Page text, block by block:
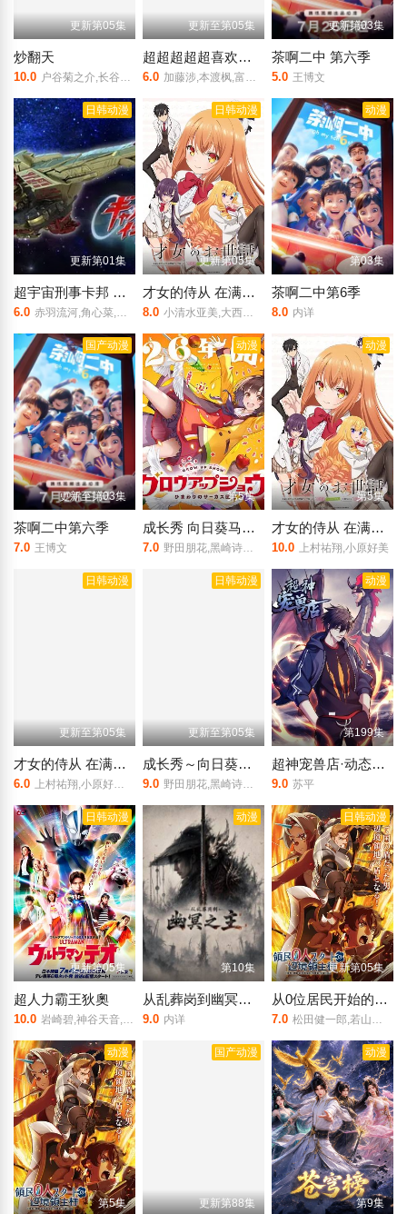
更新第05集
炒翻天
10.0 户谷菊之介,长谷川育美,天崎滉平,市道真央 Mao Ichimichi,樱井孝宏,村田太志,小林裕介,杉田智和 Tomokazu Sugita,天田益男,津田健次郎
更新至第05集
超超超超超喜欢你的100个女朋友第三季
6.0 加藤涉,本渡枫,富田美忧,长绳麻理亚,濑户麻沙美,朝井彩加,上坂堇,进藤天音,三森铃子,高桥李依,Lynn,高尾奏音,石原夏织,竹达彩奈,千叶繁,上田祐司
更新第03集
茶啊二中 第六季
5.0 王博文
日韩动漫
更新第01集
超宇宙刑事卡邦 无限 外传
6.0 赤羽流河,角心菜,安井谦太郎,松永有纮,有坂心花,安田启人,谷田拉娜,入山杏奈,子安武人
日韩动漫
更新第05集
才女的侍从 在满是高岭之花的贵族学校暗中照顾
8.0 小清水亚美,大西沙织,小原好美,上村祐翔,土屋李央
动漫
第03集
茶啊二中第6季
8.0 内详
国产动漫
更新至第03集
茶啊二中第六季
7.0 王博文
动漫
第5集
成长秀 向日葵马戏团
7.0 野田朋花,黑崎诗织,小山内怜央
动漫
第5集
才女的侍从 在满是高岭之花的贵族学校暗中照顾（毫无生活自理能力的）学院第一大小姐
10.0 上村祐翔,小原好美
日韩动漫
更新至第05集
才女的侍从 在满是高岭之花的贵族学校暗中照顾（毫无生活自理能力的）学院第一大小姐
6.0 上村祐翔,小原好美,大西沙织,土屋李央,小清水亚美
日韩动漫
更新至第05集
成长秀～向日葵马戏团～
9.0 野田朋花,黑崎诗织,小山内怜央,安堂奈奈子,楠木灯,夏吉优子,镰仓有那,岩桥由佳,茅野爱衣,钉宫理惠
动漫
第199集
超神宠兽店·动态漫画
9.0 苏平
日韩动漫
更新第05集
超人力霸王狄奧
10.0 岩崎碧,神谷天音,中田乃爱,上村侑,森本龙马,小林优,槙田雄司,福岛莉拉
动漫
第10集
从乱葬岗到幽冥之主
9.0 内详
日韩动漫
更新第05集
从0位居民开始的边境领主大人
7.0 松田健一郎,若山诗音,坂泰斗,伊藤美来,白石晴香,福山润,安田陆矢,阿保玛利亚,鲸,日笠阳子,东山奈央
动漫
第5集
国产动漫
更新第88集
动漫
第9集